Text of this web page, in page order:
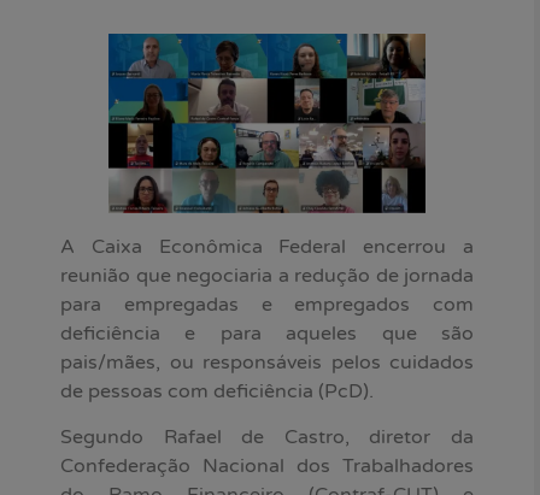
A Caixa Econômica Federal encerrou a
reunião que negociaria a redução de jornada
para empregadas e empregados com
deficiência e para aqueles que são
pais/mães, ou responsáveis pelos cuidados
de pessoas com deficiência (PcD).
Segundo Rafael de Castro, diretor da
Confederação Nacional dos Trabalhadores